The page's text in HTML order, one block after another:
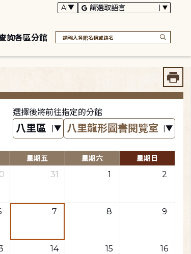
詢各區分館
選擇後將前往指定的分館
星期五 星期六 星期日
31 1 2
7 8 9
14 15 16